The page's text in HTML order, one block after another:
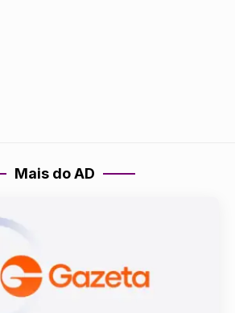
Mais do AD